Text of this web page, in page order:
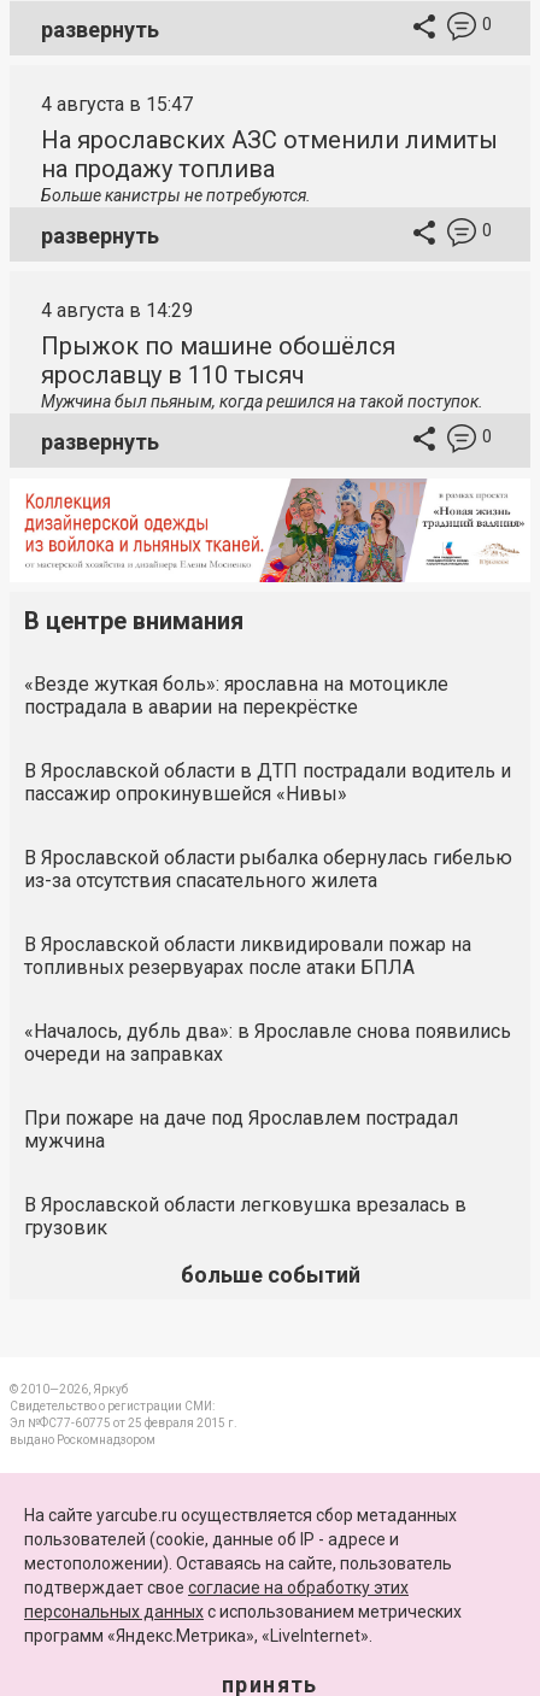
развернуть 0
4 августа в 15:47
На ярославских АЗС отменили лимиты
на продажу топлива
Больше канистры не потребуются.
развернуть 0
4 августа в 14:29
Прыжок по машине обошёлся
ярославцу в 110 тысяч
Мужчина был пьяным, когда решился на такой поступок.
развернуть 0
В центре внимания
«Везде жуткая боль»: ярославна на мотоцикле
пострадала в аварии на перекрёстке
В Ярославской области в ДТП пострадали водитель и
пассажир опрокинувшейся «Нивы»
В Ярославской области рыбалка обернулась гибелью
из-за отсутствия спасательного жилета
В Ярославской области ликвидировали пожар на
топливных резервуарах после атаки БПЛА
«Началось, дубль два»: в Ярославле снова появились
очереди на заправках
При пожаре на даче под Ярославлем пострадал
мужчина
В Ярославской области легковушка врезалась в
грузовик
больше событий
© 2010—2026, Яркуб
Свидетельство о регистрации СМИ:
Эл №ФС77-60775 от 25 февраля 2015 г.
выдано Роскомнадзором
ПАРТНЕРЫ
КАРТА САЙТА
+7 (4852) 64-15-52
Сайт функционирует при финансовой поддержке Министерства цифрового развития,
На сайте yarcube.ru осуществляется сбор метаданных
пользователей (cookie, данные об IP - адресе и
местоположении). Оставаясь на сайте, пользователь
подтверждает свое согласие на обработку этих
персональных данныхc использованием метрических
программ «Яндекс.Метрика», «LiveInternet».
принять